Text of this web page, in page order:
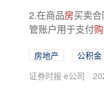
2.在商品房买卖
管账户用于支付
房地产 公积金
证券时报·e公司